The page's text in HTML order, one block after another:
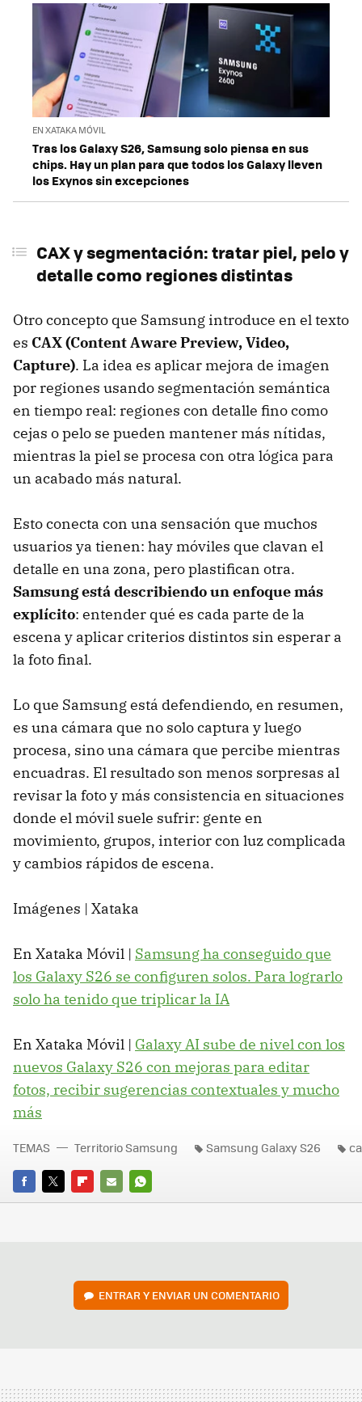
EN XATAKA MÓVIL
Tras los Galaxy S26, Samsung solo piensa en sus
chips. Hay un plan para que todos los Galaxy lleven
los Exynos sin excepciones
CAX y segmentación: tratar piel, pelo y
detalle como regiones distintas
Otro concepto que Samsung introduce en el texto
es CAX (Content Aware Preview, Video,
Capture). La idea es aplicar mejora de imagen
por regiones usando segmentación semántica
en tiempo real: regiones con detalle fino como
cejas o pelo se pueden mantener más nítidas,
mientras la piel se procesa con otra lógica para
un acabado más natural.
Esto conecta con una sensación que muchos
usuarios ya tienen: hay móviles que clavan el
detalle en una zona, pero plastifican otra.
Samsung está describiendo un enfoque más
explícito: entender qué es cada parte de la
escena y aplicar criterios distintos sin esperar a
la foto final.
Lo que Samsung está defendiendo, en resumen,
es una cámara que no solo captura y luego
procesa, sino una cámara que percibe mientras
encuadras. El resultado son menos sorpresas al
revisar la foto y más consistencia en situaciones
donde el móvil suele sufrir: gente en
movimiento, grupos, interior con luz complicada
y cambios rápidos de escena.
Imágenes | Xataka
En Xataka Móvil | Samsung ha conseguido que
los Galaxy S26 se configuren solos. Para lograrlo
solo ha tenido que triplicar la IA
En Xataka Móvil | Galaxy AI sube de nivel con los
nuevos Galaxy S26 con mejoras para editar
fotos, recibir sugerencias contextuales y mucho
más
FACEBOOK
TWITTERFLIPBOARD
E-
WHATSAPP
TEMAS Territorio Samsung Samsung Galaxy S26
ENTRAR Y ENVIAR UN COMENTARIO